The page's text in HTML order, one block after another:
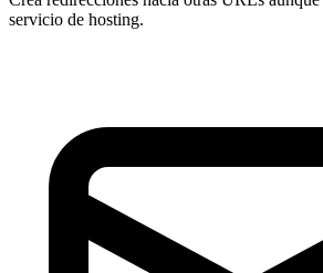
servicio de hosting.